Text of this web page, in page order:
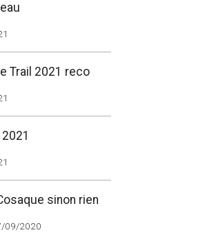
Trail 2021 reco
sinon rien
09/2020